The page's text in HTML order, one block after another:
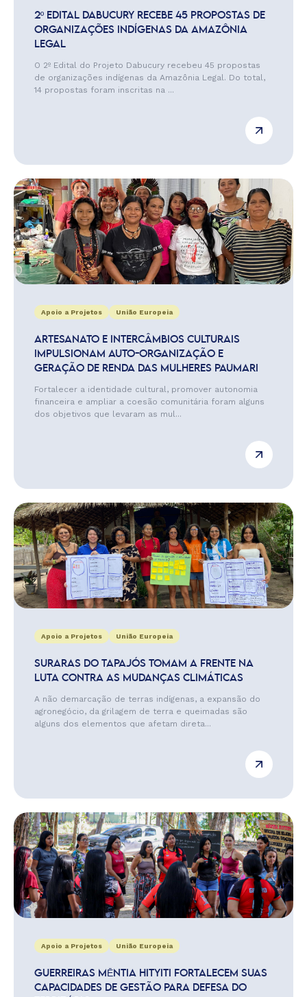
2º EDITAL DABUCURY RECEBE 45 PROPOSTAS DE
ORGANIZAÇÕES INDÍGENAS DA AMAZÔNIA
LEGAL
O 2º Edital do Projeto Dabucury recebeu 45 propostas
de organizações indígenas da Amazônia Legal. Do total,
14 propostas foram inscritas na ...
Apoio a Projetos União Europeia
ARTESANATO E INTERCÂMBIOS CULTURAIS
IMPULSIONAM AUTO-ORGANIZAÇÃO E
GERAÇÃO DE RENDA DAS MULHERES PAUMARI
Fortalecer a identidade cultural, promover autonomia
financeira e ampliar a coesão comunitária foram alguns
dos objetivos que levaram as mul...
Apoio a Projetos União Europeia
SURARAS DO TAPAJÓS TOMAM A FRENTE NA
LUTA CONTRA AS MUDANÇAS CLIMÁTICAS
A não demarcação de terras indígenas, a expansão do
agronegócio, da grilagem de terra e queimadas são
alguns dos elementos que afetam direta...
Apoio a Projetos União Europeia
GUERREIRAS MĒNTIA HITYITI FORTALECEM SUAS
CAPACIDADES DE GESTÃO PARA DEFESA DO